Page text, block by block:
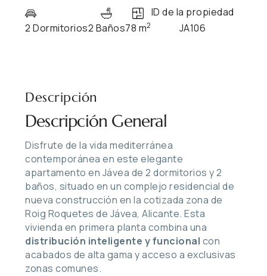
2 Dormitorios2 Baños78 m2
ID de la propiedad
JA106
Descripción
Descripción General
Disfrute de la vida mediterránea
contemporánea en este elegante
apartamento en Jávea de 2 dormitorios y 2
baños, situado en un complejo residencial de
nueva construcción en la cotizada zona de
Roig Roquetes de Jávea, Alicante. Esta
vivienda en primera planta combina una
distribución inteligente y funcional con
acabados de alta gama y acceso a exclusivas
zonas comunes.